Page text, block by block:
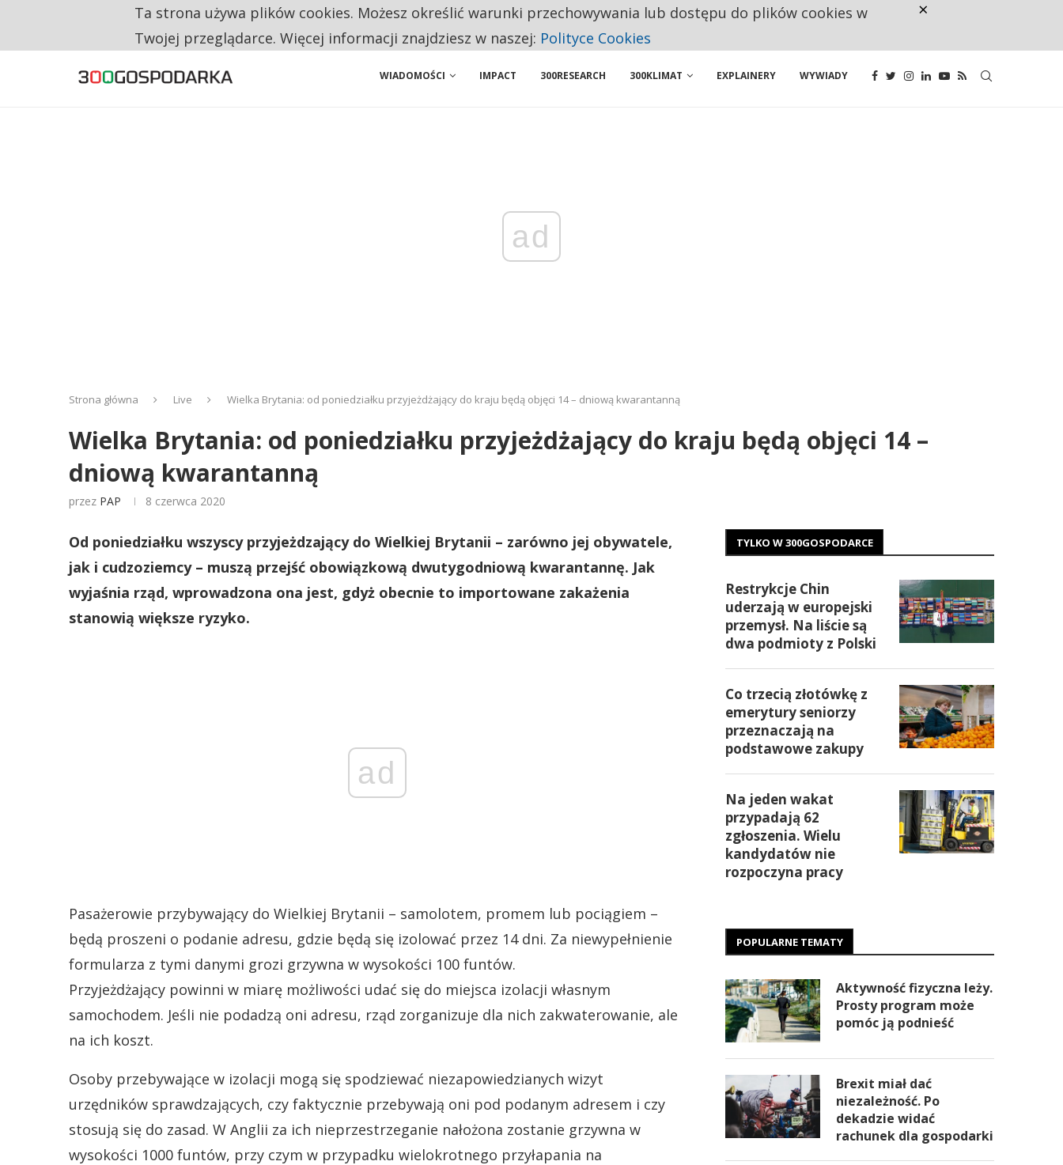
NA JEDEN WAKAT PRZYPADAJĄ 62 ZGŁOSZENIA. WIELU KANDYDATÓW NIE ROZPOCZYNA PRACY
WIADOMOŚCI IMPACT 300RESEARCH 300KLIMAT EXPLAINERY WYWIADY
ad
Strona główna Live Wielka Brytania: od poniedziałku przyjeżdżający do kraju będą objęci 14 – dniową kwarantanną
Wielka Brytania: od poniedziałku przyjeżdżający do kraju będą objęci 14 –
dniową kwarantanną
przez PAP 8 czerwca 2020
Od poniedziałku wszyscy przyjeżdzający do Wielkiej Brytanii – zarówno jej obywatele,
jak i cudzoziemcy – muszą przejść obowiązkową dwutygodniową kwarantannę. Jak
wyjaśnia rząd, wprowadzona ona jest, gdyż obecnie to importowane zakażenia
stanowią większe ryzyko.
ad
Pasażerowie przybywający do Wielkiej Brytanii – samolotem, promem lub pociągiem –
będą proszeni o podanie adresu, gdzie będą się izolować przez 14 dni. Za niewypełnienie
formularza z tymi danymi grozi grzywna w wysokości 100 funtów.
Przyjeżdżający powinni w miarę możliwości udać się do miejsca izolacji własnym
samochodem. Jeśli nie podadzą oni adresu, rząd zorganizuje dla nich zakwaterowanie, ale
na ich koszt.
Osoby przebywające w izolacji mogą się spodziewać niezapowiedzianych wizyt
urzędników sprawdzających, czy faktycznie przebywają oni pod podanym adresem i czy
stosują się do zasad. W Anglii za ich nieprzestrzeganie nałożona zostanie grzywna w
wysokości 1000 funtów, przy czym w przypadku wielokrotnego przyłapania na
TYLKO W 300GOSPODARCE
Restrykcje Chin
uderzają w europejski
przemysł. Na liście są
dwa podmioty z Polski
Co trzecią złotówkę z
emerytury seniorzy
przeznaczają na
podstawowe zakupy
Na jeden wakat
przypadają 62
zgłoszenia. Wielu
kandydatów nie
rozpoczyna pracy
POPULARNE TEMATY
Aktywność fizyczna leży.
Prosty program może
pomóc ją podnieść
Brexit miał dać
niezależność. Po
dekadzie widać
rachunek dla gospodarki
Ta strona używa plików cookies. Możesz określić warunki przechowywania lub dostępu do plików cookies w
Twojej przeglądarce. Więcej informacji znajdziesz w naszej: Polityce Cookies
×